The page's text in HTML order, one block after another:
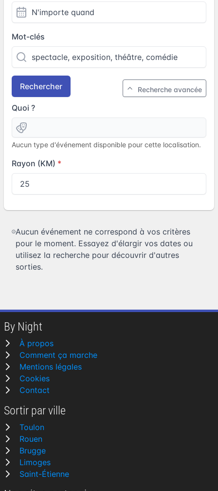
Mot-clés
Rechercher Recherche avancée
Quoi ?
Aucun type d'événement disponible pour cette localisation.
Rayon (KM)
Aucun événement ne correspond à vos critères
pour le moment. Essayez d'élargir vos dates ou
utilisez la recherche pour découvrir d'autres
sorties.
By Night
À propos
Comment ça marche
Mentions légales
Cookies
Contact
Sortir par ville
Toulon
Rouen
Brugge
Limoges
Saint-Étienne